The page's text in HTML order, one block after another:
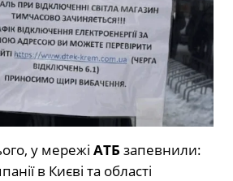
у мережі АТБ запевнили:
в Києві та області